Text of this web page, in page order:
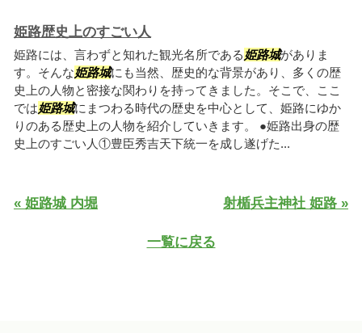
姫路歴史上のすごい人
姫路には、言わずと知れた観光名所である姫路城がありま
す。そんな姫路城にも当然、歴史的な背景があり、多くの歴
史上の人物と密接な関わりを持ってきました。そこで、ここ
では姫路城にまつわる時代の歴史を中心として、姫路にゆか
りのある歴史上の人物を紹介していきます。 ●姫路出身の歴
史上のすごい人①豊臣秀吉天下統一を成し遂げた...
« 姫路城 内堀 射楯兵主神社 姫路 »
一覧に戻る